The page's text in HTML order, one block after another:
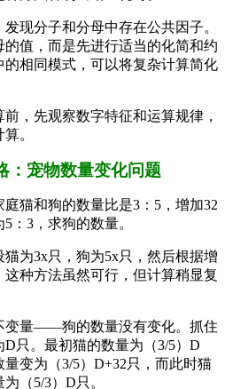
现分子和分母中存在公共因子。
值，而是先进行适当的化简和约
相同模式，可以将复杂计算简化
前，先观察数字特征和运算规律，
。
：宠物数量变化问题
猫和狗的数量比是3：5，增加32
：3，求狗的数量。
猫为3x只，狗为5x只，然后根据增
种方法虽然可行，但计算稍显复
变量——狗的数量没有变化。抓住
只。最初猫的数量为（3/5）D
变为（3/5）D+32只，而此时猫
（5/3）D只。